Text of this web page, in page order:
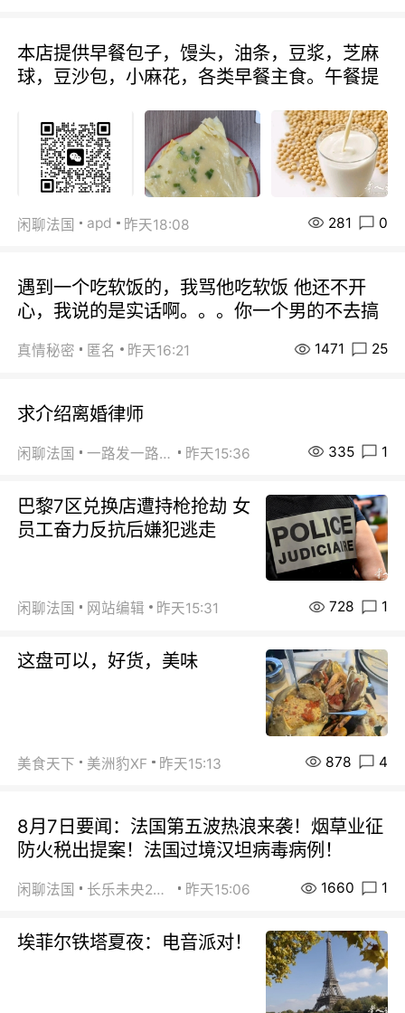
本店提供早餐包子，馒头，油条，豆浆，芝麻
球，豆沙包，小麻花，各类早餐主食。午餐提
闲聊法国 apd 昨天18:08 281 0
遇到一个吃软饭的，我骂他吃软饭 他还不开
心，我说的是实话啊。。。你一个男的不去搞
真情秘密 匿名 昨天16:21 1471 25
求介绍离婚律师
闲聊法国 一路发一路发 昨天15:36 335 1
巴黎7区兑换店遭持枪抢劫 女
员工奋力反抗后嫌犯逃走
闲聊法国 网站编辑 昨天15:31 728 1
这盘可以，好货，美味
美食天下 美洲豹XF 昨天15:13 878 4
8月7日要闻：法国第五波热浪来袭！烟草业征
防火税出提案！法国过境汉坦病毒病例！
闲聊法国 长乐未央2015 昨天15:06 1660 1
埃菲尔铁塔夏夜：电音派对！